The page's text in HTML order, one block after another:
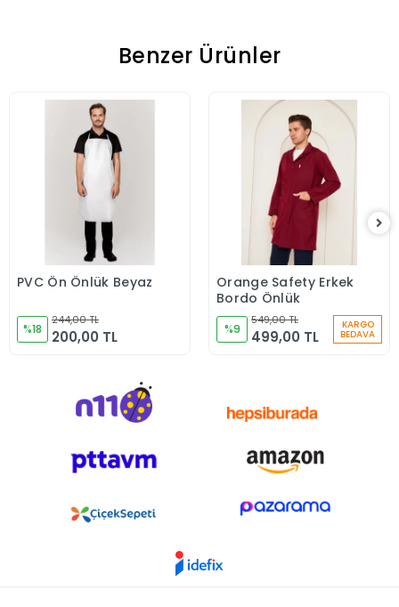
Benzer Ürünler
Sepete Ekle
PVC Ön Önlük Beyaz
%18
244,00 TL
200,00 TL
Sepete Ekle
Orange Safety Erkek
Bordo Önlük
%9
549,00 TL
499,00 TL
KARGO
BEDAVA